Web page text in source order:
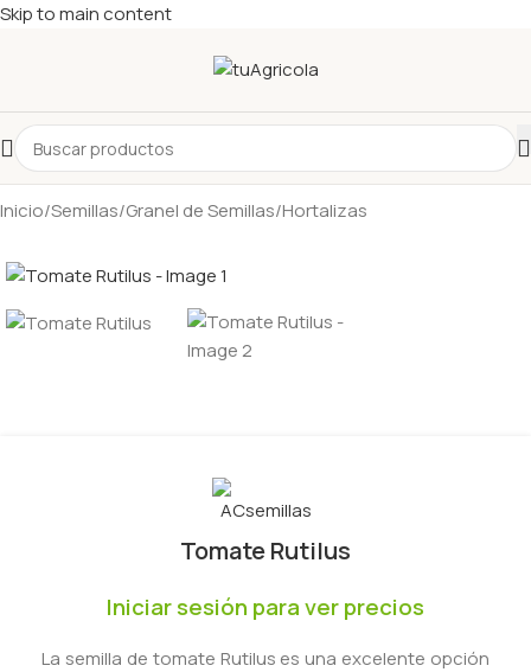
Skip to main content
Inicio/Semillas/Granel de Semillas/Hortalizas
Tomate Rutilus
Iniciar sesión para ver precios
La semilla de tomate Rutilus es una excelente opción